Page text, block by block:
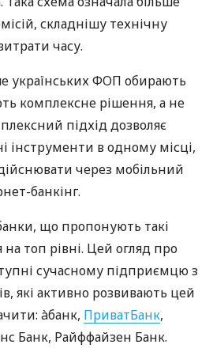
складнішу технічну
часу.
українських ФОП обирають
комплексне рішення, а не
підхід дозволяє
інструменти в одному місці,
через мобільний
банкінг.
що пропонують такі
топ рівні. Цей огляд про
сучасному підприємцю з
які активно розвивають цей
àбанк, ПриватБанк,
Банк, Райффайзен Банк.